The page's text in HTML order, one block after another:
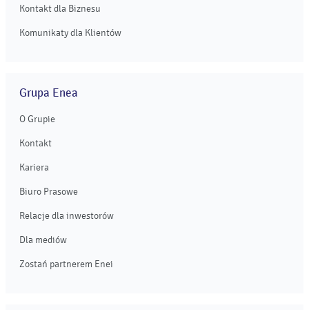
Kontakt dla Biznesu
Komunikaty dla Klientów
Grupa Enea
O Grupie
Kontakt
Kariera
Biuro Prasowe
Relacje dla inwestorów
Dla mediów
Zostań partnerem Enei